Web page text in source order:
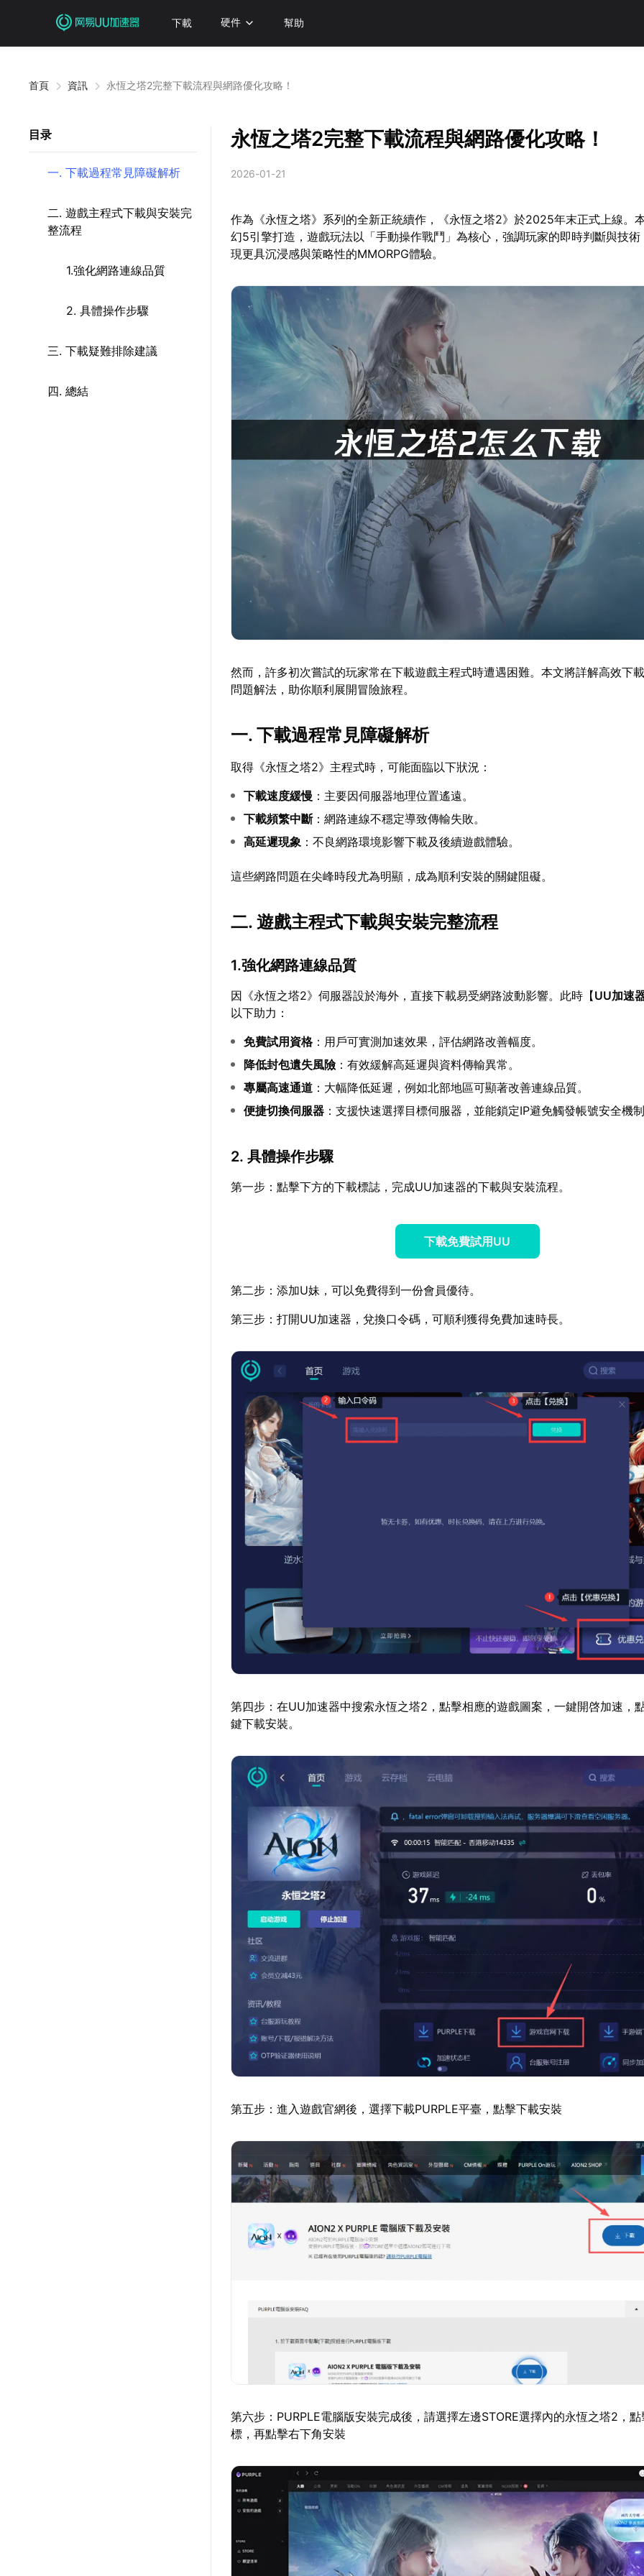
下載 硬件 幫助
首頁 資訊 永恆之塔2完整下載流程與網路優化攻略！
目录
一. 下載過程常見障礙解析
二. 遊戲主程式下載與安裝完
整流程
1.強化網路連線品質
2. 具體操作步驟
三. 下載疑難排除建議
四. 總結
永恆之塔2完整下載流程與網路優化攻略！
2026-01-21
作為《永恆之塔》系列的全新正統續作，《永恆之塔2》於2025年末正式上線。
幻5引擎打造，遊戲玩法以「手動操作戰鬥」為核心，強調玩家的即時判斷與技術
現更具沉浸感與策略性的MMORPG體驗。
然而，許多初次嘗試的玩家常在下載遊戲主程式時遭遇困難。本文將詳解高效下
問題解法，助你順利展開冒險旅程。
一. 下載過程常見障礙解析
取得《永恆之塔2》主程式時，可能面臨以下狀況：
下載速度緩慢 ：主要因伺服器地理位置遙遠。
下載頻繁中斷：網路連線不穩定導致傳輸失敗。
高延遲現象 ：不良網路環境影響下載及後續遊戲體驗。
這些網路問題在尖峰時段尤為明顯，成為順利安裝的關鍵阻礙。
二. 遊戲主程式下載與安裝完整流程
1.強化網路連線品質
因《永恆之塔2》伺服器設於海外，直接下載易受網路波動影響。此時【UU加速
以下助力：
免費試用資格：用戶可實測加速效果，評估網路改善幅度。
降低封包遺失風險 ：有效緩解高延遲與資料傳輸異常。
專屬高速通道 ：大幅降低延遲，例如北部地區可顯著改善連線品質。
便捷切換伺服器 ：支援快速選擇目標伺服器，並能鎖定IP避免觸發帳號安全機制
2. 具體操作步驟
第一步：點擊下方的下載標誌，完成UU加速器的下載與安裝流程。
下載免費試用UU
第二步：添加U妹，可以免費得到一份會員優待。
第三步：打開UU加速器，兌換口令碼，可順利獲得免費加速時長。
第四步：在UU加速器中搜索永恆之塔2，點擊相應的遊戲圖案，一鍵開啓加速，
鍵下載安裝。
第五步：進入遊戲官網後，選擇下載PURPLE平臺，點擊下載安裝
第六步：PURPLE電腦版安裝完成後，請選擇左邊STORE選擇內的永恆之塔2，
標，再點擊右下角安裝